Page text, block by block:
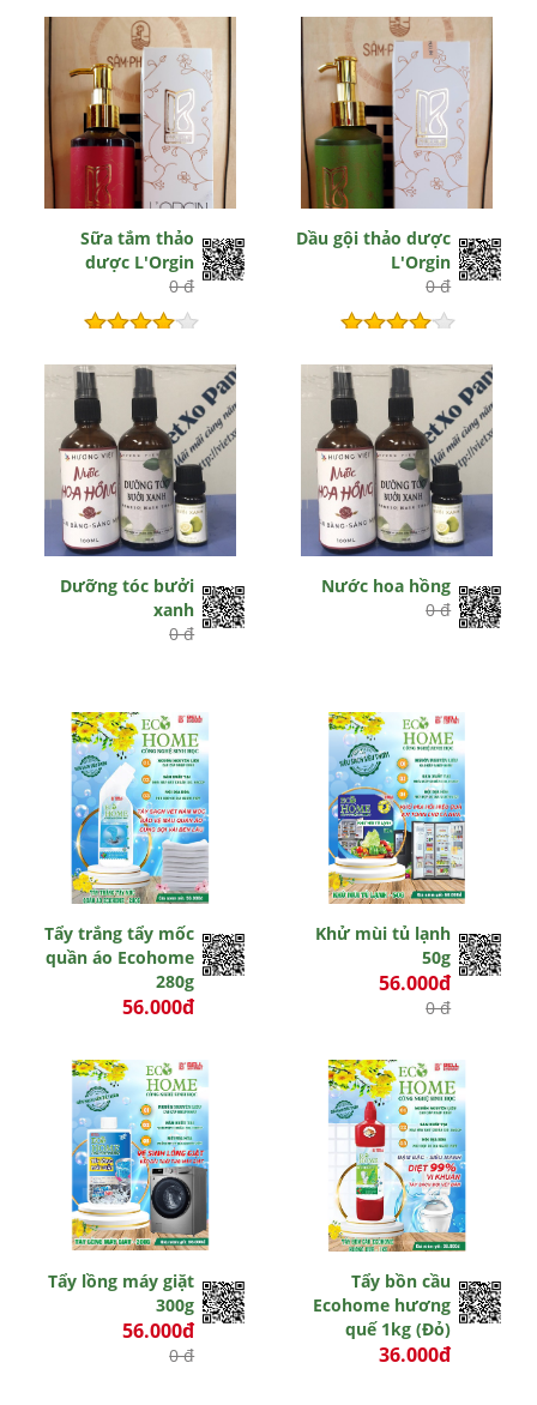
Còn hiệu lực
Sữa tắm thảo
dược L'Orgin
0 đ
Dầu gội thảo dược
L'Orgin
0 đ
Dưỡng tóc bưởi
xanh
0 đ
Nước hoa hồng
0 đ
Tẩy trắng tẩy mốc
quần áo Ecohome
280g
56.000đ
Khử mùi tủ lạnh
50g
56.000đ
0 đ
Tẩy lồng máy giặt
300g
56.000đ
0 đ
Tẩy bồn cầu
Ecohome hương
quế 1kg (Đỏ)
36.000đ